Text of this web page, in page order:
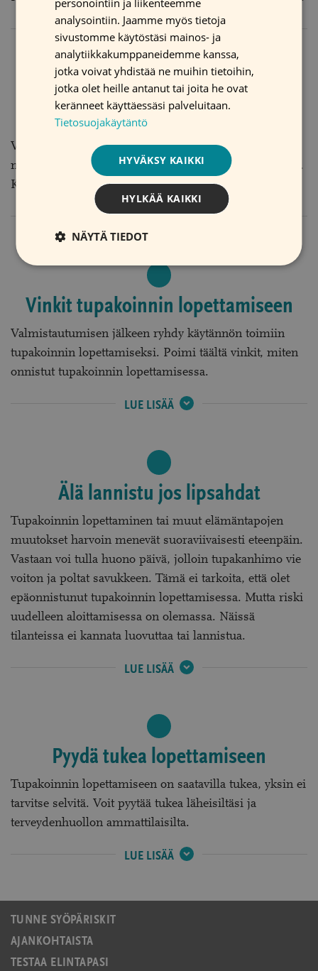
NÄIN
HYÖDYT
TUPAKOINNIN
LOPETTAMISESTA
:
LUE LISÄÄ
Valmistaudu ja onnistu
Valmistautuminen ja suunnittelu parantavat
mahdollisuuksia onnistua tupakoinnin lopettamisessa.
Käytä hetki aikaa valmistautumiseen.
VALMISTAUDU
ONNISTU:
LUE LISÄÄ
Vinkit tupakoinnin lopettamiseen
Valmistautumisen jälkeen ryhdy käytännön toimiin
tupakoinnin lopettamiseksi. Poimi täältä vinkit, miten
onnistut tupakoinnin lopettamisessa.
VINKIT
LUE LISÄÄ
Älä lannistu jos lipsahdat
Tupakoinnin lopettaminen tai muut elämäntapojen
muutokset harvoin menevät suoraviivaisesti eteenpäin.
Vastaan voi tulla huono päivä, jolloin tupakanhimo vie
voiton ja poltat savukkeen. Tämä ei tarkoita, että olet
epäonnistunut tupakoinnin lopettamisessa. Mutta riski
uudelleen aloittamisessa on olemassa. Näissä
tilanteissa ei kannata luovuttaa tai lannistua.
ÄLÄ
LUE LISÄÄ
Pyydä tukea lopettamiseen
Tupakoinnin lopettamiseen on saatavilla tukea, yksin ei
tarvitse selvitä. Voit pyytää tukea läheisiltäsi ja
terveydenhuollon ammattilaisilta.
PYYDÄ
LUE LISÄÄ
TUNNE SYÖPÄRISKIT
AJANKOHTAISTA
TESTAA ELINTAPASI
analysointiin. Jaamme myös tietoja
sivustomme käytöstäsi mainos- ja
analytiikkakumppaneidemme kanssa,
jotka voivat yhdistää ne muihin tietoihin,
jotka olet heille antanut tai joita he ovat
keränneet käyttäessäsi palveluitaan.
Tietosuojakäytäntö
HYVÄKSY KAIKKI
HYLKÄÄ KAIKKI
NÄYTÄ TIEDOT